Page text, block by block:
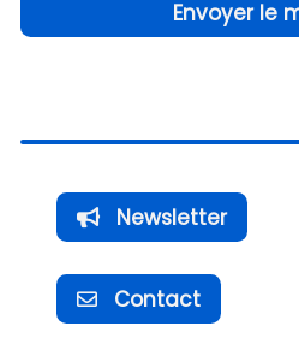
Envoyer le
Newsletter
Contact